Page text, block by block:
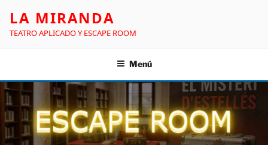
LA MIRANDA
TEATRO APLICADO Y ESCAPE ROOM
Menú